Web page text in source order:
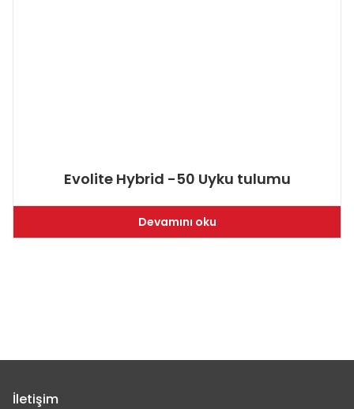
Evolite Hybrid -50 Uyku tulumu
Devamını oku
İletişim